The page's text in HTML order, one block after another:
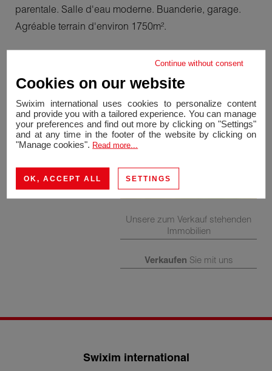
parentale. Salle d'eau moderne. Buanderie, garage.
Agréable terrain d'environ 1750m².
Unsere zum Verkauf stehenden
Immobilien
Verkaufen Sie mit uns
Swixim international
Continue without consent
Cookies on our website
Swixim international uses cookies to personalize content
and provide you with a tailored experience. You can manage
your preferences and find out more by clicking on "Settings"
and at any time in the footer of the website by clicking on
"Manage cookies". Read more...
OK, ACCEPT ALL SETTINGS